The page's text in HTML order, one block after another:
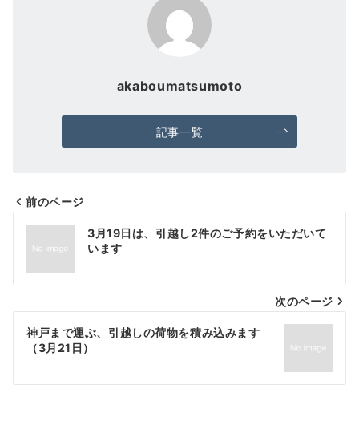
akaboumatsumoto
記事一覧
投
ナ
ビ
ゲ
シ
前のページ
3月19日は、引越し2件のご予約をいただいて
います
次のページ
神戸まで運ぶ、引越しの荷物を積み込みます
（3月21日）